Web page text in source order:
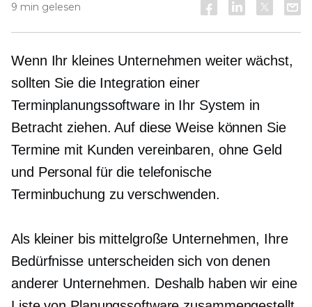
9 min gelesen
Wenn Ihr kleines Unternehmen weiter wächst,
sollten Sie die Integration einer
Terminplanungssoftware in Ihr System in
Betracht ziehen. Auf diese Weise können Sie
Termine mit Kunden vereinbaren, ohne Geld
und Personal für die telefonische
Terminbuchung zu verschwenden.
Als kleiner bis mittelgroße Unternehmen, Ihre
Bedürfnisse unterscheiden sich von denen
anderer Unternehmen. Deshalb haben wir eine